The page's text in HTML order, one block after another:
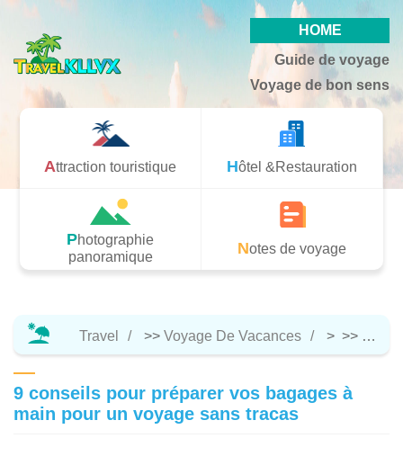
HOME
Guide de voyage
Voyage de bon sens
Attraction touristique Hôtel &Restauration
Photographie
panoramique
Notes de voyage
Travel >> Voyage De Vacances > >>
9 conseils pour préparer vos bagages à
main pour un voyage sans tracas